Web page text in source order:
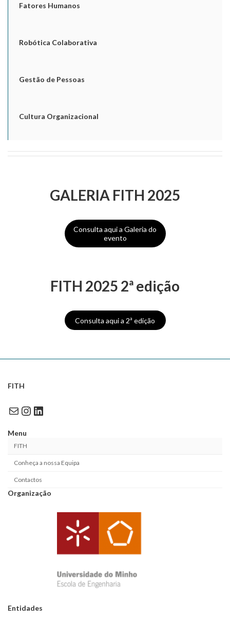
Fatores Humanos
Robótica Colaborativa
Gestão de Pessoas
Cultura Organizacional
GALERIA FITH 2025
Consulta aqui a Galeria do
evento
FITH 2025 2ª edição
Consulta aqui a 2ª edição
FITH
MailInstagram
LinkedIn
Menu
FITH
Conheça a nossa Equipa
Contactos
Organização
Entidades